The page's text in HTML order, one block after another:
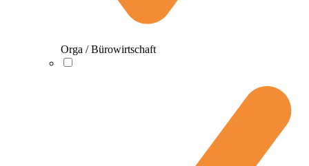
Orga / Bürowirtschaft